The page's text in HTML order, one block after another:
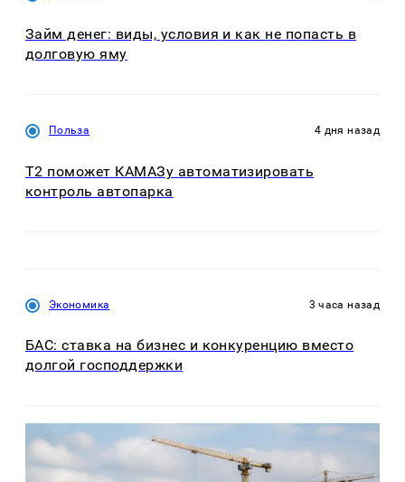
Займ денег: виды, условия и как не попасть в
долговую яму
Польза 4 дня назад
T2 поможет КАМАЗу автоматизировать
контроль автопарка
Экономика 3 часа назад
БАС: ставка на бизнес и конкуренцию вместо
долгой господдержки